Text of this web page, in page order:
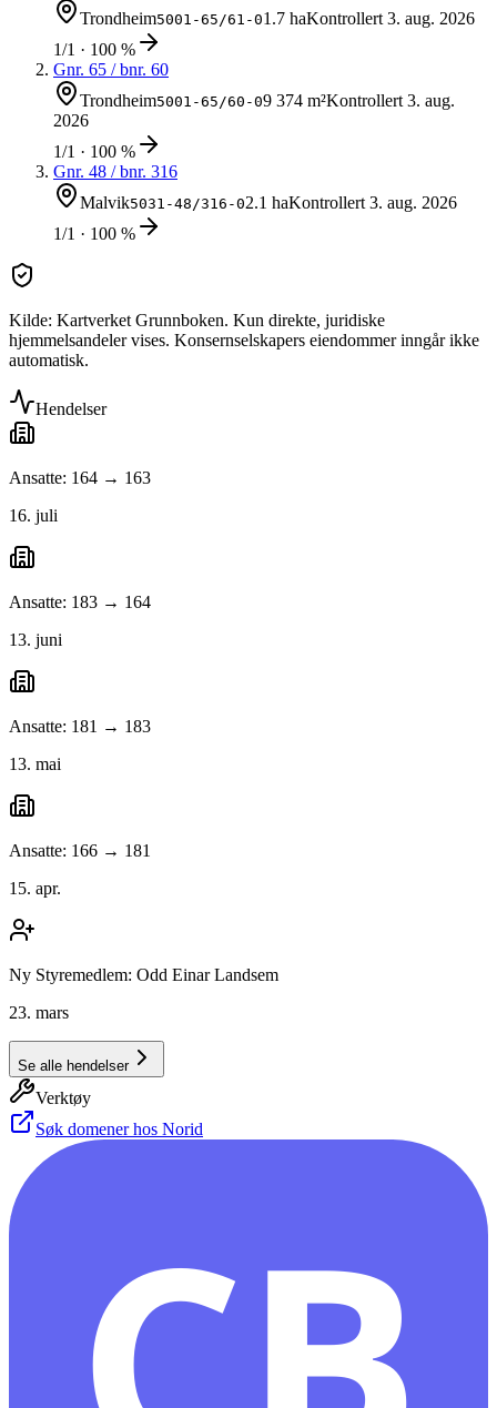
Trondheim5001-65/61-01.7 haKontrollert3. aug. 2026
1/1 · 100 %
Gnr. 65 / bnr. 60
Trondheim5001-65/60-09 374 m²Kontrollert3. aug.
2026
1/1 · 100 %
Gnr. 48 / bnr. 316
Malvik5031-48/316-02.1 haKontrollert3. aug. 2026
1/1 · 100 %
Kilde: Kartverket Grunnboken. Kun direkte, juridiske
hjemmelsandeler vises. Konsernselskapers eiendommer inngår ikke
automatisk.
Hendelser
Ansatte: 164 → 163
16. juli
Ansatte: 183 → 164
13. juni
Ansatte: 181 → 183
13. mai
Ansatte: 166 → 181
15. apr.
Ny Styremedlem: Odd Einar Landsem
23. mars
Se alle hendelser
Verktøy
Søk domener hos Norid